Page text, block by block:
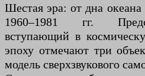
Шестая эра: от дна океана
1960–1981 гг.
вступающий в
эпоху отмечают три
модель сверхзвукового